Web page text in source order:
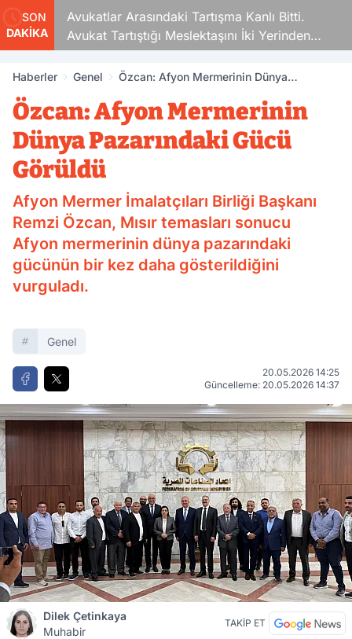
SON
DAKİKA
Avukatlar Arasındaki Tartışma Kanlı Bitti.
Avukat Tartıştığı Meslektaşını İki Yerinden
Vurdu
Sigara
Haberler Genel
Özcan: Afyon Mermerinin Dünya
Özcan: Afyon Mermerinin
Dünya Pazarındaki Gücü
Görüldü
Afyon Mermer İmalatçıları Birliği Başkanı
Remzi Özcan, Mısır temasları sonucu
Afyon mermerinin dünya pazarındaki
gücünün bir kez daha gösterildiğini
vurguladı.
Genel
20.05.2026 14:25
Güncelleme: 20.05.2026 14:37
Dilek Çetinkaya
Muhabir
TAKİP ET